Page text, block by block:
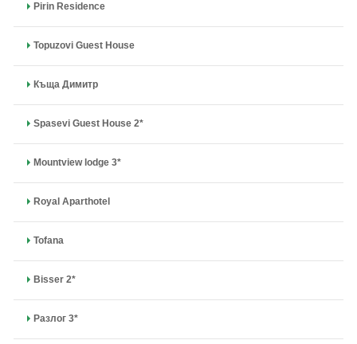
Pirin Residence
Topuzovi Guest House
Къща Димитр
Spasevi Guest House 2*
Mountview lodge 3*
Royal Aparthotel
Tofana
Bisser 2*
Разлог 3*